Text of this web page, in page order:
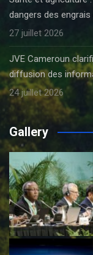
dangers des
27 juillet 2026
JVE Cameroun
diffusion des
24 juillet 2026
Gallery